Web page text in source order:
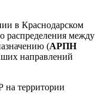
в Краснодарском
распределения между
(АРПН
направлений
территории